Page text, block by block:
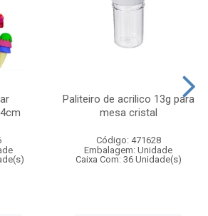
Paliteiro de acrilico 13g para
mesa cristal
Código: 471628
Embalagem: Unidade
Caixa Com: 36 Unidade(s)